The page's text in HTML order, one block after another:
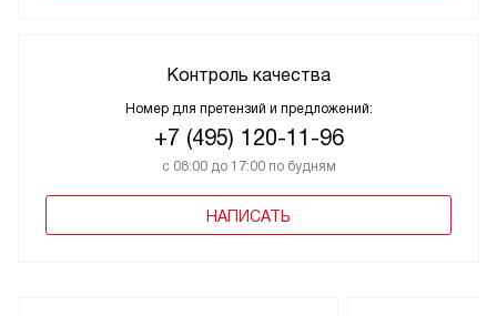
Контроль качества
Номер для претензий и предложений:
+7 (495) 120-11-96
с 08:00 до 17:00 по будням
НАПИСАТЬ